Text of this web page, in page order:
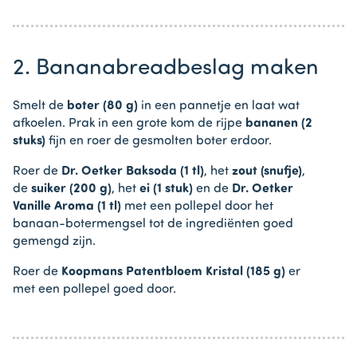
2. Bananabreadbeslag maken
Smelt de boter (80 g) in een pannetje en laat wat
afkoelen. Prak in een grote kom de rijpe bananen (2
stuks) fijn en roer de gesmolten boter erdoor.
Roer de Dr. Oetker Baksoda (1 tl), het zout (snufje),
de suiker (200 g), het ei (1 stuk) en de Dr. Oetker
Vanille Aroma (1 tl) met een pollepel door het
banaan-botermengsel tot de ingrediënten goed
gemengd zijn.
Roer de Koopmans Patentbloem Kristal (185 g) er
met een pollepel goed door.